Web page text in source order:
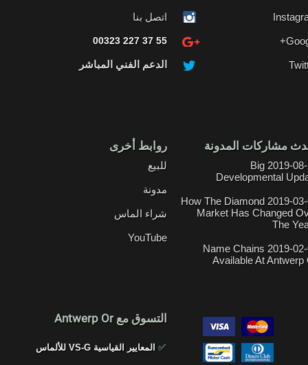
اتصل بنا
00323 227 37 55
الدعم الفني المباشر
روابط أخرى
للبيع
مدونة
شراء الماس
YouTube
مشاركات المدونة
2019-08-21 Big
Developmental
2019-03-01 How The Diamond
Market Has Changed
The
2019-02-06 Name Chains
Available At Antwerp
التسوق مع Antwerp Or
✅ المعايير القياسية VS-G للألماس